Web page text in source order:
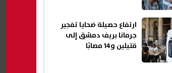
ارتفاع حصيلة ضحايا تفجير
جرمانا بريف دمشق إلى
قتيلين و14 مصابًا